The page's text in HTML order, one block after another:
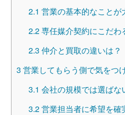
2.1 営業の基本的なことが
2.2専任媒介契約にこだわ
2.3 仲介と買取の違いは？
3 営業してもらう側で気をつ
3.1 会社の規模では選ばな
3.2営業担当者に希望を確